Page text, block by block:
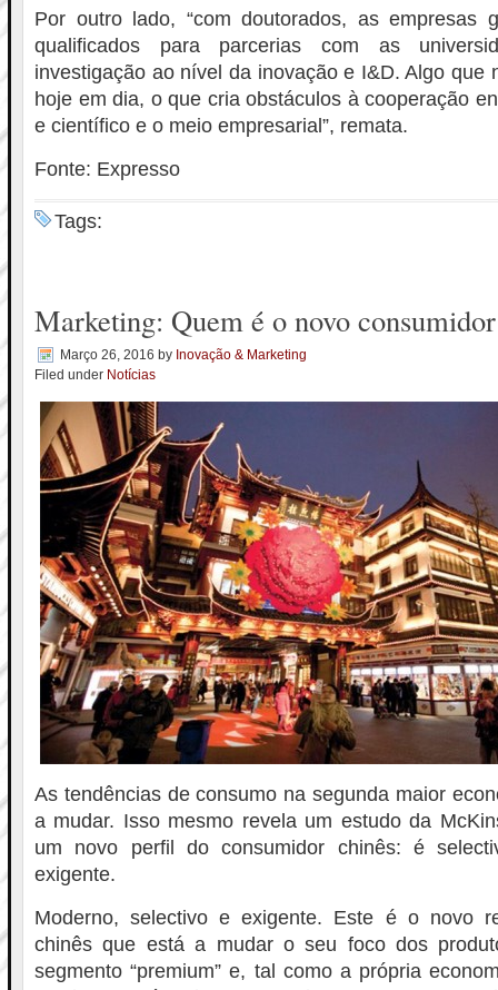
Por outro lado, “com doutorados, as empresas
qualificados para parcerias com as
investigação ao nível da inovação e I&D. Algo que
hoje em dia, o que cria obstáculos à cooperação
e científico e o meio empresarial”, remata.
Fonte: Expresso
Tags:
Marketing: Quem é o novo
Março 26, 2016 by Inovação & Marketing
Filed under Notícias
As tendências de consumo na segunda maior
a mudar. Isso mesmo revela um estudo da
um novo perfil do consumidor chinês: é
exigente.
Moderno, selectivo e exigente. Este é o novo
chinês que está a mudar o seu foco dos
segmento “premium” e, tal como a própria